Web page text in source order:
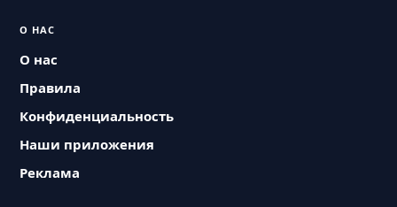
О НАС
О нас
Правила
Конфиденциальность
Наши приложения
Реклама